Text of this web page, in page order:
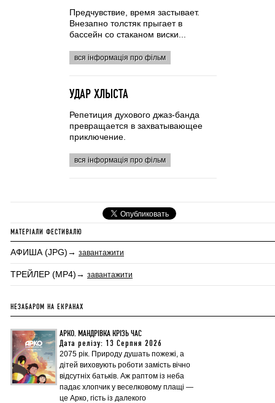
Предчувствие, время застывает.
Внезапно толстяк прыгает в
бассейн со стаканом виски...
вся інформація про фільм
УДАР ХЛЫСТА
Репетиция духового джаз-банда
превращается в захватывающее
приключение.
вся інформація про фільм
МАТЕРІАЛИ ФЕСТИВАЛЮ
АФИША (JPG)→ завантажити
ТРЕЙЛЕР (MP4)→ завантажити
НЕЗАБАРОМ НА ЕКРАНАХ
АРКО. МАНДРІВКА КРІЗЬ ЧАС
Дата релізу: 13 Серпня 2026
2075 рік. Природу душать пожежі, а
дітей виховують роботи замість вічно
відсутніх батьків. Аж раптом із неба
падає хлопчик у веселковому плащі —
це Арко, гість із далекого